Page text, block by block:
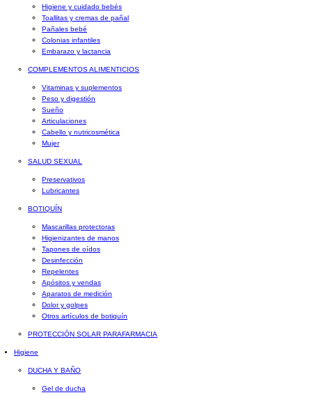
Higiene y cuidado bebés
Toallitas y cremas de pañal
Pañales bebé
Colonias infantiles
Embarazo y lactancia
COMPLEMENTOS ALIMENTICIOS
Vitaminas y suplementos
Peso y digestión
Sueño
Articulaciones
Cabello y nutricosmética
Mujer
SALUD SEXUAL
Preservativos
Lubricantes
BOTIQUÍN
Mascarillas protectoras
Higienizantes de manos
Tapones de oídos
Desinfección
Repelentes
Apósitos y vendas
Aparatos de medición
Dolor y golpes
Otros artículos de botiquín
PROTECCIÓN SOLAR PARAFARMACIA
Higiene
DUCHA Y BAÑO
Gel de ducha